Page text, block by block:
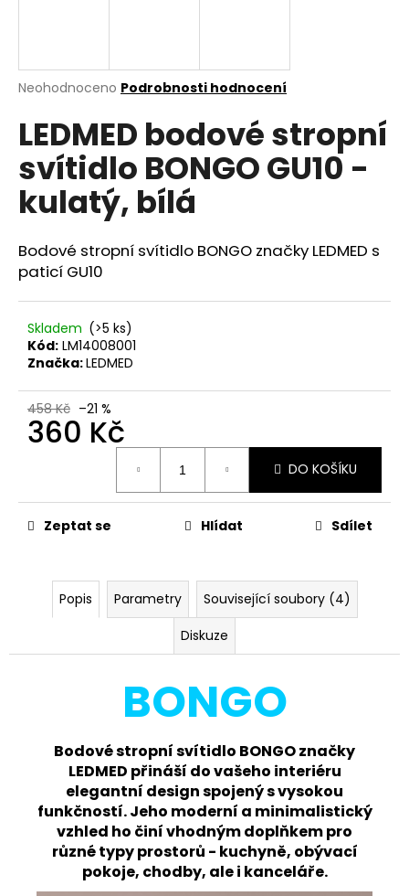
Průměrné
produktu
je
z
5
hvězdiček.
Neohodnoceno Podrobnosti hodnocení
LEDMED bodové stropní
svítidlo BONGO GU10 -
kulatý, bílá
Bodové stropní svítidlo BONGO značky LEDMED s
paticí GU10
Skladem (>5 ks)
Kód: LM14008001
Značka:LEDMED
458 Kč –21 %
360 Kč
DO KOŠÍKU
Zeptat se Hlídat Sdílet
Popis Parametry
Související soubory (4)
Diskuze
BONGO
Bodové stropní svítidlo BONGO značky
LEDMED přináší do vašeho interiéru
elegantní design spojený s vysokou
funkčností. Jeho moderní a minimalistický
vzhled ho činí vhodným doplňkem pro
různé typy prostorů - kuchyně, obývací
pokoje, chodby, ale i kanceláře.
í
t
?
HLEDAT
p
o
u
č
u
ZAHRADNÍ
SLOUPKOVÉ
SOLÁRNÍ
SOFIA
TEPLÁ
415
Původně: